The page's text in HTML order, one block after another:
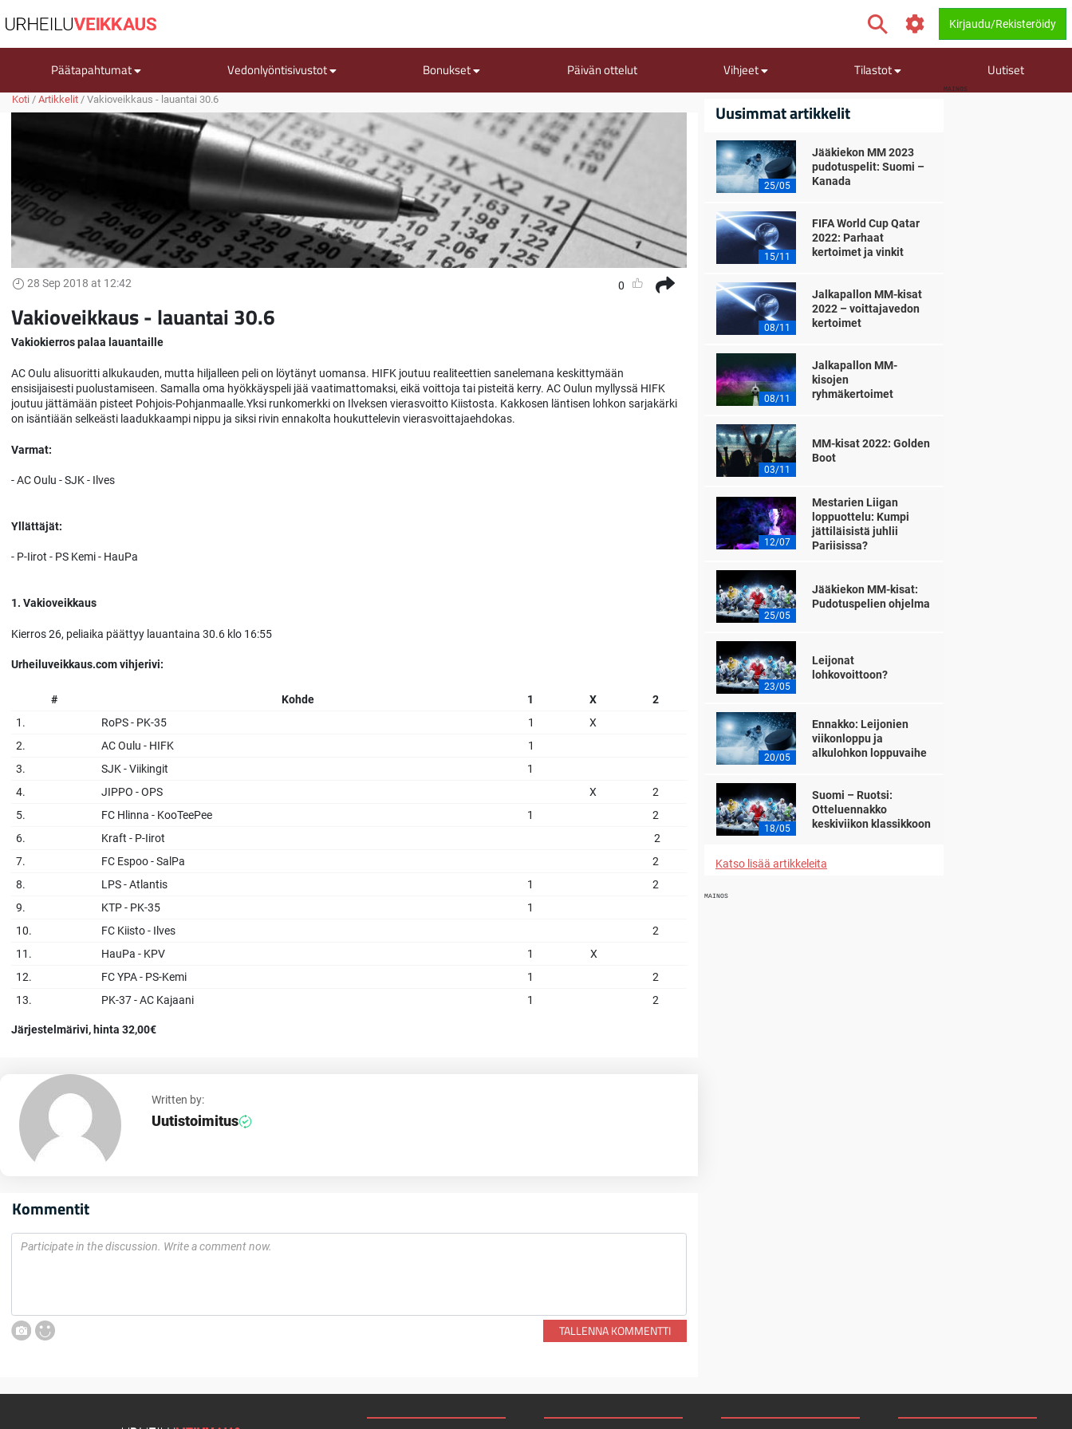
Kirjaudu/Rekisteröidy
Päätapahtumat Vedonlyöntisivustot Bonukset Päivän ottelut Vihjeet Tilastot Uutiset
MAINOS
Koti / Artikkelit / Vakioveikkaus - lauantai 30.6
28 Sep 2018 at 12:42 0
Vakioveikkaus - lauantai 30.6
Vakiokierros palaa lauantaille
AC Oulu alisuoritti alkukauden, mutta hiljalleen peli on löytänyt uomansa. HIFK joutuu realiteettien sanelemana keskittymään
ensisijaisesti puolustamiseen. Samalla oma hyökkäyspeli jää vaatimattomaksi, eikä voittoja tai pisteitä kerry. AC Oulun myllyssä HIFK
joutuu jättämään pisteet Pohjois-Pohjanmaalle.Yksi runkomerkki on Ilveksen vierasvoitto Kiistosta. Kakkosen läntisen lohkon sarjakärki
on isäntiään selkeästi laadukkaampi nippu ja siksi rivin ennakolta houkuttelevin vierasvoittajaehdokas.
Varmat:
- AC Oulu - SJK - Ilves
Yllättäjät:
- P-Iirot - PS Kemi - HauPa
1. Vakioveikkaus
Kierros 26, peliaika päättyy lauantaina 30.6 klo 16:55
Urheiluveikkaus.com vihjerivi:
# Kohde 1 X
2
1.
RoPS - PK-35 1
X
2.
AC Oulu - HIFK
1
3.
SJK - Viikingit
1
4.
JIPPO - OPS X
2
5.
FC Hlinna - KooTeePee 1
2
6.
Kraft - P-Iirot
2
7.
FC Espoo - SalPa
2
8.
LPS - Atlantis 1
2
9.
KTP - PK-35
1
10.
FC Kiisto - Ilves
2
11.
HauPa - KPV 1
X
12.
FC YPA - PS-Kemi 1
2
13.
PK-37 - AC Kajaani 1 2
Järjestelmärivi, hinta 32,00€
Written by:
Uutistoimitus
Kommentit
TALLENNA KOMMENTTI
Uusimmat artikkelit
25/05
Jääkiekon MM 2023
pudotuspelit: Suomi –
Kanada
15/11
FIFA World Cup Qatar
2022: Parhaat
kertoimet ja vinkit
08/11
Jalkapallon MM-kisat
2022 – voittajavedon
kertoimet
08/11
Jalkapallon MM-
kisojen
ryhmäkertoimet
03/11
MM-kisat 2022: Golden
Boot
12/07
Mestarien Liigan
loppuottelu: Kumpi
jättiläisistä juhlii
Pariisissa?
25/05
Jääkiekon MM-kisat:
Pudotuspelien ohjelma
23/05
Leijonat
lohkovoittoon?
20/05
Ennakko: Leijonien
viikonloppu ja
alkulohkon loppuvaihe
18/05
Suomi – Ruotsi:
Otteluennakko
keskiviikon klassikkoon
Katso lisää artikkeleita
MAINOS